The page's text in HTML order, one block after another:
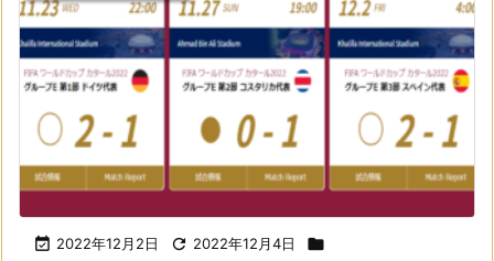
 2022年12月2日  2022年12月4日 